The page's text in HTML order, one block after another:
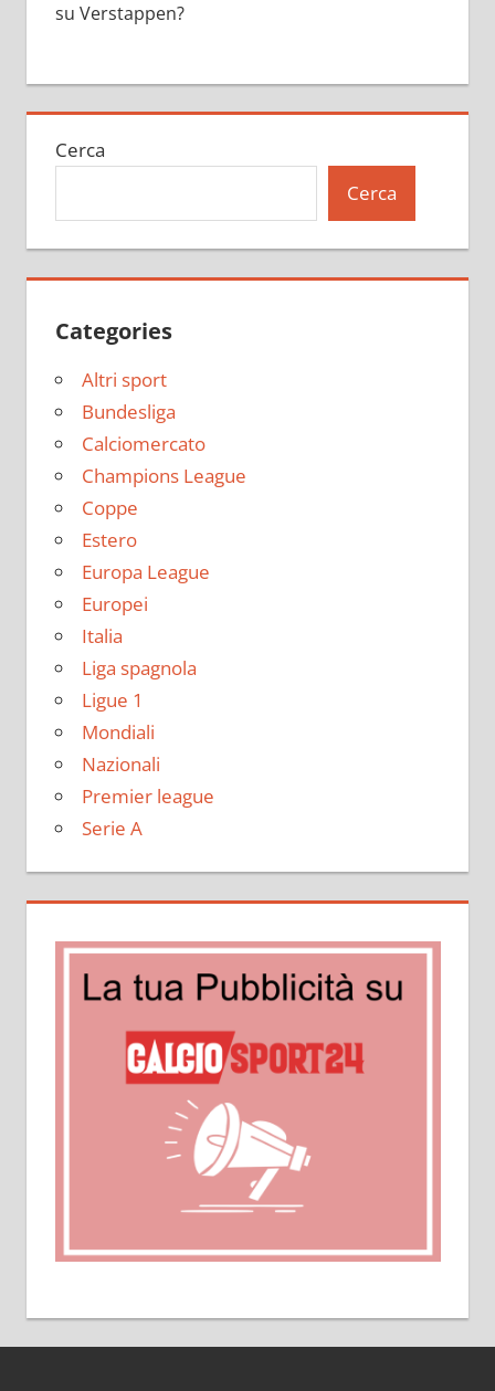
su Verstappen?
Cerca
Cerca
Categories
Altri sport
Bundesliga
Calciomercato
Champions League
Coppe
Estero
Europa League
Europei
Italia
Liga spagnola
Ligue 1
Mondiali
Nazionali
Premier league
Serie A